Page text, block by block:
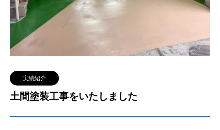
実績紹介
土間塗装工事をいたしました